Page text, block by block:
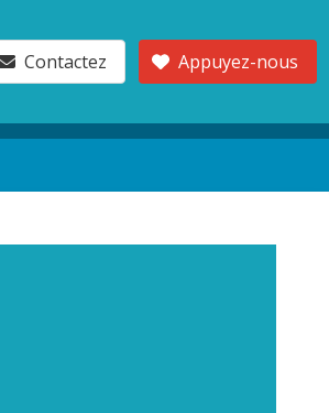
Contactez Appuyez-nous